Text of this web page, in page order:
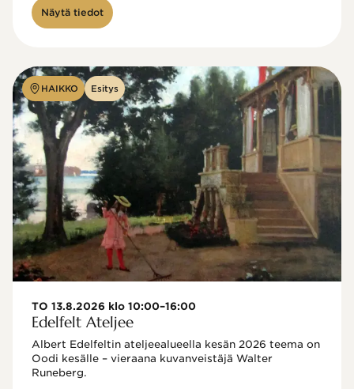
Näytä tiedot
HAIKKO Esitys
TO 13.8.2026 klo 10:00–16:00
Edelfelt Ateljee
Albert Edelfeltin ateljeealueella kesän 2026 teema on
Oodi kesälle – vieraana kuvanveistäjä Walter